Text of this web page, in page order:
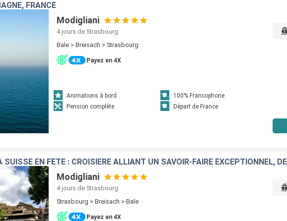
FRANCE
Modigliani
4 jours de Strasbourg
Bale > Breisach > Strasbourg
Payez en 4X
Animations à bord
100% Francophone
Pension complète
Départ de France
Modigliani
4 jours de Strasbourg
Strasbourg > Breisach > Bale
Payez en 4X